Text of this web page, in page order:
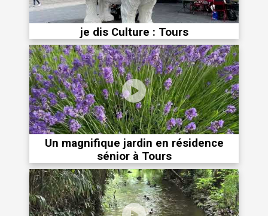
je dis Culture : Tours
Un magnifique jardin en résidence
sénior à Tours